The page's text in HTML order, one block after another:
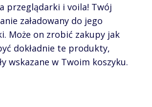
przeglądarki i voila! Twój
załadowany do jego
Może on zrobić zakupy jak
dokładnie te produkty,
wskazane w Twoim koszyku.